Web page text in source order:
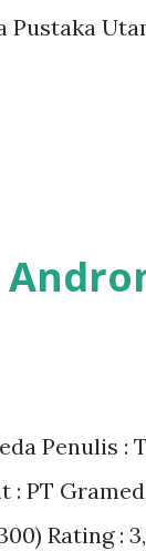
Pustaka
Penulis :
: PT
Rating :